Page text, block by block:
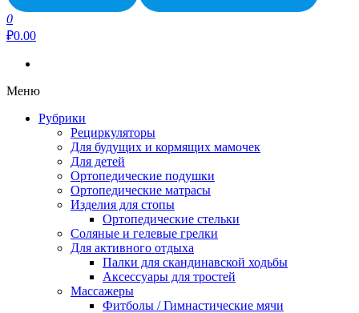
0
₽0.00
Меню
Рубрики
Рециркуляторы
Для будущих и кормящих мамочек
Для детей
Ортопедические подушки
Ортопедические матрасы
Изделия для стопы
Ортопедические стельки
Соляные и гелевые грелки
Для активного отдыха
Палки для скандинавской ходьбы
Аксессуары для тростей
Массажеры
Фитболы / Гимнастические мячи